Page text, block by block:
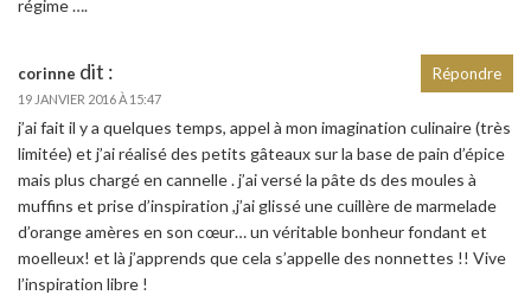
régime ….
corinne dit :
19 JANVIER 2016 À 15:47
j’ai fait il y a quelques temps, appel à mon imagination culinaire (très
limitée) et j’ai réalisé des petits gâteaux sur la base de pain d’épice
mais plus chargé en cannelle . j’ai versé la pâte ds des moules à
muffins et prise d’inspiration ,j’ai glissé une cuillère de marmelade
d’orange amères en son cœur… un véritable bonheur fondant et
moelleux! et là j’apprends que cela s’appelle des nonnettes !! Vive
l’inspiration libre !
Répondre